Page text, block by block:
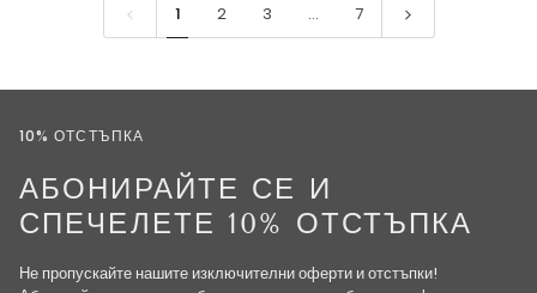
1 2 3 … 7
10% ОТСТЪПКА
АБОНИРАЙТЕ СЕ И
СПЕЧЕЛЕТЕ 10% ОТСТЪПКА
Не пропускайте нашите изключителни оферти и отстъпки!